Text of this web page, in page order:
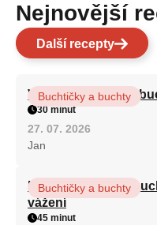
Nejnovější
Další recepty
Vláčná olejová litá
Buchtičky a buchty
30 minut
27. 07. 2026
Jan
Hrnková maková
vážení
Buchtičky a buchty
45 minut